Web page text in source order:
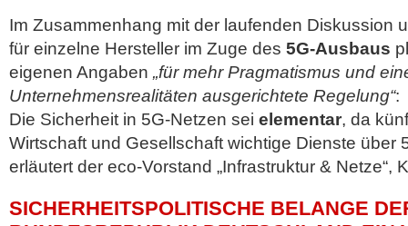
Im Zusammenhang mit der laufenden Diskussion
für einzelne Hersteller im Zuge des 5G-Ausbaus
eigenen Angaben „für mehr Pragmatismus und
Unternehmensrealitäten ausgerichtete Regelung“:
Die Sicherheit in 5G-Netzen sei elementar, da
Wirtschaft und Gesellschaft wichtige Dienste über
erläutert der eco-Vorstand „Infrastruktur & Netze“,
SICHERHEITSPOLITISCHE BELANGE